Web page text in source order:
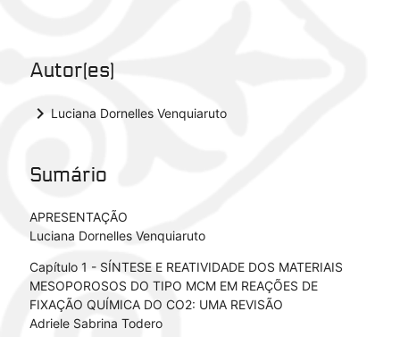
Autor(es)
keyboard_arrow_right Luciana Dornelles Venquiaruto
Sumário
APRESENTAÇÃO
Luciana Dornelles Venquiaruto
Capítulo 1 - SÍNTESE E REATIVIDADE DOS MATERIAIS
MESOPOROSOS DO TIPO MCM EM REAÇÕES DE
FIXAÇÃO QUÍMICA DO CO2: UMA REVISÃO
Adriele Sabrina Todero